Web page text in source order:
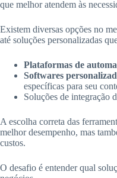
que melhor atendem às
Existem diversas opções no
até soluções personalizadas
Plataformas de
Softwares
específicas para seu
Soluções de integração
A escolha correta das
melhor desempenho, mas
custos.
O desafio é entender qual